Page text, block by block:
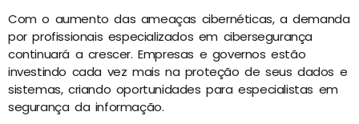
Com o aumento das ameaças cibernéticas, a demanda
por profissionais especializados em cibersegurança
continuará a crescer. Empresas e governos estão
investindo cada vez mais na proteção de seus dados e
sistemas, criando oportunidades para especialistas em
segurança da informação.